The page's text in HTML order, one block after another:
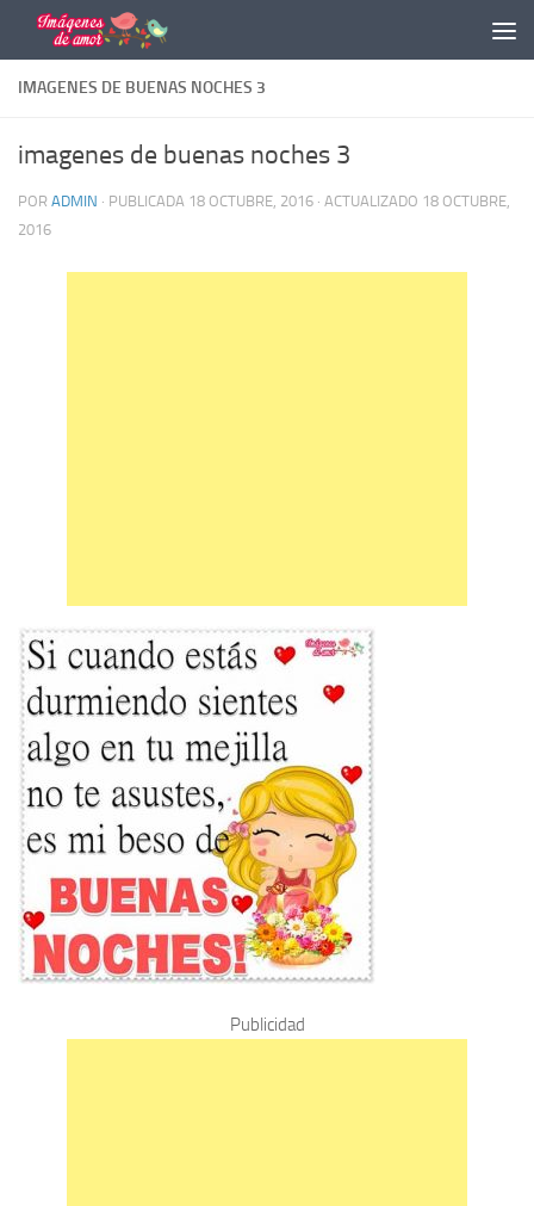
Saltar al contenido
IMAGENES DE BUENAS NOCHES 3
imagenes de buenas noches 3
POR ADMIN · PUBLICADA 18 OCTUBRE, 2016 · ACTUALIZADO 18 OCTUBRE,
2016
Publicidad